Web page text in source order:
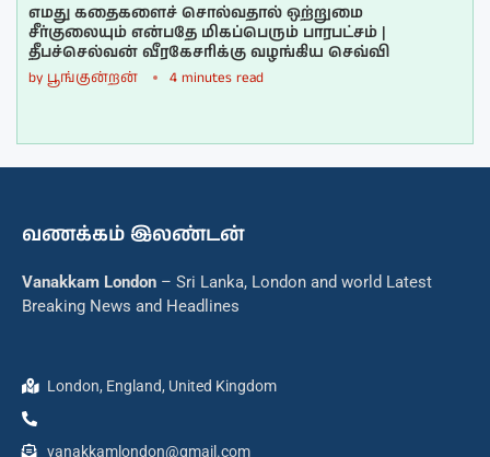
எமது கதைகளைச் சொல்வதால் ஒற்றுமை
சீர்குலையும் என்பதே மிகப்பெரும் பாரபட்சம் |
தீபச்செல்வன் வீரகேசரிக்கு வழங்கிய செவ்வி
by பூங்குன்றன் 4 minutes read
வணக்கம் இலண்டன்
Vanakkam London – Sri Lanka, London and world Latest
Breaking News and Headlines
London, England, United Kingdom
vanakkamlondon@gmail.com